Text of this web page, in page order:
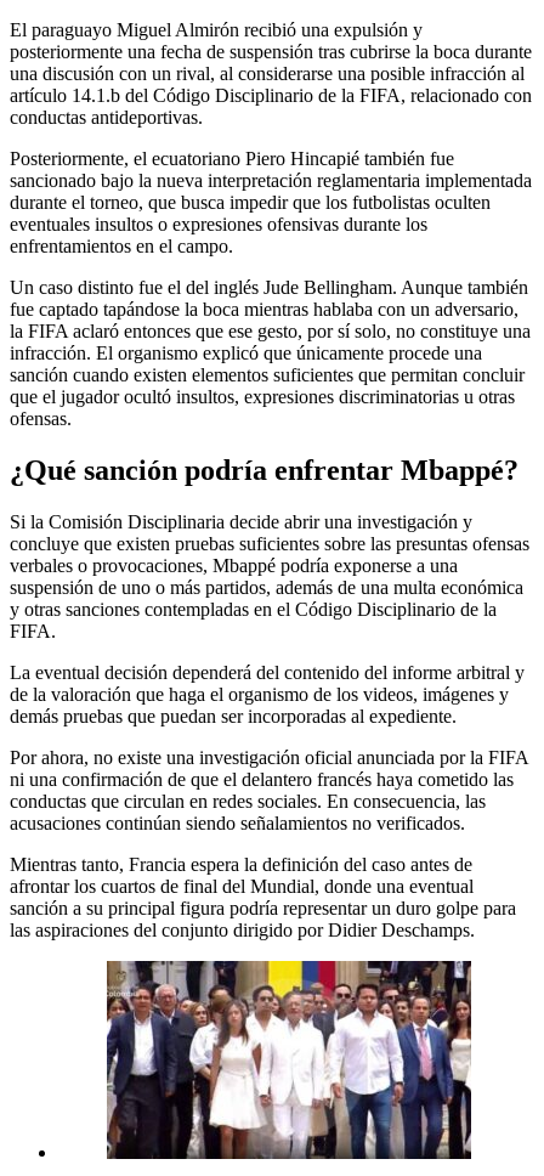
El paraguayo Miguel Almirón recibió una expulsión y
posteriormente una fecha de suspensión tras cubrirse la boca durante
una discusión con un rival, al considerarse una posible infracción al
artículo 14.1.b del Código Disciplinario de la FIFA, relacionado con
conductas antideportivas.
Posteriormente, el ecuatoriano Piero Hincapié también fue
sancionado bajo la nueva interpretación reglamentaria implementada
durante el torneo, que busca impedir que los futbolistas oculten
eventuales insultos o expresiones ofensivas durante los
enfrentamientos en el campo.
Un caso distinto fue el del inglés Jude Bellingham. Aunque también
fue captado tapándose la boca mientras hablaba con un adversario,
la FIFA aclaró entonces que ese gesto, por sí solo, no constituye una
infracción. El organismo explicó que únicamente procede una
sanción cuando existen elementos suficientes que permitan concluir
que el jugador ocultó insultos, expresiones discriminatorias u otras
ofensas.
¿Qué sanción podría enfrentar Mbappé?
Si la Comisión Disciplinaria decide abrir una investigación y
concluye que existen pruebas suficientes sobre las presuntas ofensas
verbales o provocaciones, Mbappé podría exponerse a una
suspensión de uno o más partidos, además de una multa económica
y otras sanciones contempladas en el Código Disciplinario de la
FIFA.
La eventual decisión dependerá del contenido del informe arbitral y
de la valoración que haga el organismo de los videos, imágenes y
demás pruebas que puedan ser incorporadas al expediente.
Por ahora, no existe una investigación oficial anunciada por la FIFA
ni una confirmación de que el delantero francés haya cometido las
conductas que circulan en redes sociales. En consecuencia, las
acusaciones continúan siendo señalamientos no verificados.
Mientras tanto, Francia espera la definición del caso antes de
afrontar los cuartos de final del Mundial, donde una eventual
sanción a su principal figura podría representar un duro golpe para
las aspiraciones del conjunto dirigido por Didier Deschamps.